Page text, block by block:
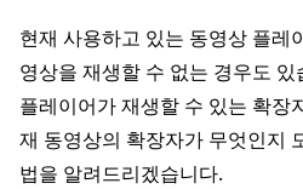
현재 사용하고 있는 동영상 플레
영상을 재생할 수 없는 경우도
플레이어가 재생할 수 있는 확장
재 동영상의 확장자가 무엇인지
법을 알려드리겠습니다.